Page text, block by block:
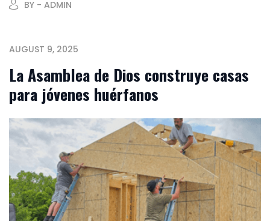
BY - ADMIN
AUGUST 9, 2025
La Asamblea de Dios construye casas
para jóvenes huérfanos